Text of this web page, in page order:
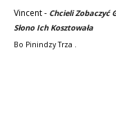
Vincent- Chcieli Zobaczyć
Słono Ich Kosztowała
Bo Pinindzy Trza .